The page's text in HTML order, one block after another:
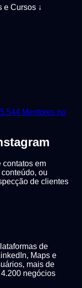
e Cursos ↓
Mentores no
contatos em
ou
de clientes
de
Maps e
mais de
negócios